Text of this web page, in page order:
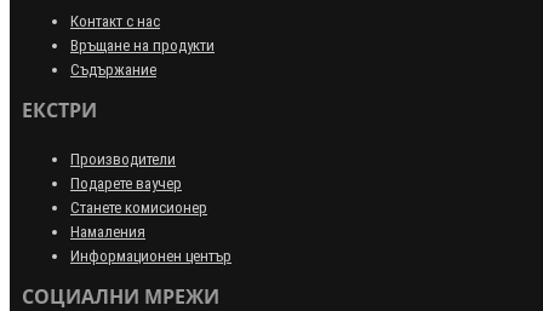
Контакт с нас
Връщане на продукти
Съдържание
ЕКСТРИ
Производители
Подарете ваучер
Станете комисионер
Намаления
Информационен център
СОЦИАЛНИ МРЕЖИ